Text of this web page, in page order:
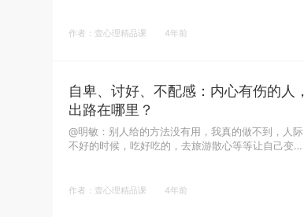
作者：壹心理精品课 4年前
自卑、讨好、不配感：内心有伤的人，
出路在哪里？
@明敏：别人给的方法没有用，我真的做不到，人际
不好的时候，吃好吃的，去旅游散心等等让自己变得
作者：壹心理精品课 4年前